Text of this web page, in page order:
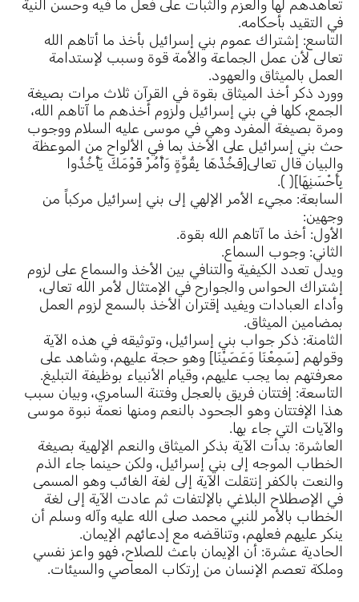
تعاهدهم لها والعزم والثبات على فعل ما فيه وحسن النية
في التقيد بأحكامه.
التاسع: إشتراك عموم بني إسرائيل بأخذ ما أتاهم الله
تعالى لأن عمل الجماعة والأمة قوة وسبب لإستدامة
العمل بالميثاق والعهود.
وورد ذكر أخذ الميثاق بقوة في القرآن ثلاث مرات بصيغة
الجمع، كلها في بني إسرائيل ولزوم أخذهم ما آتاهم الله،
ومرة بصيغة المفرد وهي في موسى عليه السلام ووجوب
حث بني إسرائيل على الأخذ بما في الألواح من الموعظة
والبيان قال تعالى[فَخُذْهَا بِقُوَّةٍ وَأْمُرْ قَوْمَكَ يَأْخُذُوا
بِأَحْسَنِهَا]( ).
السابعة: مجيء الأمر الإلهي إلى بني إسرائيل مركباً من
وجهين:
الأول: أخذ ما آتاهم الله بقوة.
الثاني: وجوب السماع.
ويدل تعدد الكيفية والتنافي بين الأخذ والسماع على لزوم
إشتراك الحواس والجوارح في الإمتثال لأمر الله تعالى،
وأداء العبادات ويفيد إقتران الأخذ بالسمع لزوم العمل
بمضامين الميثاق.
الثامنة: ذكر جواب بني إسرائيل، وتوثيقه في هذه الآية
وقولهم [سَمِعْنَا وَعَصَيْنَا] وهو حجة عليهم، وشاهد على
معرفتهم بما يجب عليهم، وقيام الأنبياء بوظيفة التبليغ.
التاسعة: إفتتان فريق بالعجل وفتنة السامري، وبيان سبب
هذا الإفتتان وهو الجحود بالنعم ومنها نعمة نبوة موسى
والآيات التي جاء بها.
العاشرة: بدأت الآية بذكر الميثاق والنعم الإلهية بصيغة
الخطاب الموجه إلى بني إسرائيل، ولكن حينما جاء الذم
والنعت بالكفر إنتقلت الآية إلى لغة الغائب وهو المسمى
في الإصطلاح البلاغي بالإلتفات ثم عادت الآية إلى لغة
الخطاب بالأمر للنبي محمد صلى الله عليه وآله وسلم أن
ينكر عليهم فعلهم، وتناقضه مع إدعائهم الإيمان.
الحادية عشرة: أن الإيمان باعث للصلاح، فهو واعز نفسي
وملكة تعصم الإنسان من إرتكاب المعاصي والسيئات.